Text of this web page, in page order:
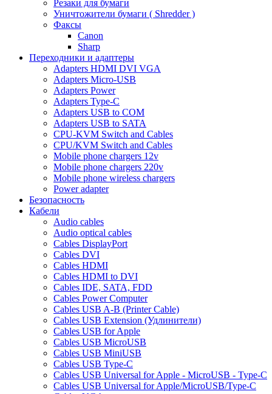
Резаки для бумаги
Уничтожители бумаги ( Shredder )
Факсы
Canon
Sharp
Переходники и адаптеры
Adapters HDMI DVI VGA
Adapters Micro-USB
Adapters Power
Adapters Type-C
Adapters USB to COM
Adapters USB to SATA
CPU-KVM Switch and Cables
CPU/KVM Switch and Cables
Mobile phone chargers 12v
Mobile phone chargers 220v
Mobile phone wireless chargers
Power adapter
Безопасность
Кабели
Audio cables
Audio optical cables
Cables DisplayPort
Cables DVI
Cables HDMI
Cables HDMI to DVI
Cables IDE, SATA, FDD
Cables Power Computer
Cables USB A-B (Printer Cable)
Cables USB Extension (Удлинители)
Cables USB for Apple
Cables USB MicroUSB
Cables USB MiniUSB
Cables USB Type-C
Cables USB Universal for Apple - MicroUSB - Type-C
Cables USB Universal for Apple/MicroUSB/Type-C